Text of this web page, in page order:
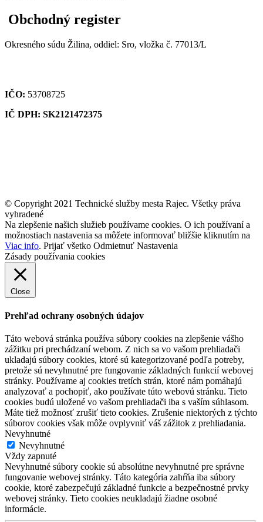
Obchodný register
Okresného súdu Žilina, oddiel: Sro, vložka č. 77013/L
IČO: 53708725
IČ DPH: SK2121472375
© Copyright 2021 Technické služby mesta Rajec. Všetky práva
vyhradené
Na zlepšenie našich služieb používame cookies. O ich používaní a
možnostiach nastavenia sa môžete informovať bližšie kliknutím na
Viac info. Prijať všetko Odmietnuť Nastavenia
Zásady používania cookies
Close
Prehľad ochrany osobných údajov
Táto webová stránka používa súbory cookies na zlepšenie vášho
zážitku pri prechádzaní webom. Z nich sa vo vašom prehliadači
ukladajú súbory cookies, ktoré sú kategorizované podľa potreby,
pretože sú nevyhnutné pre fungovanie základných funkcií webovej
stránky. Používame aj cookies tretích strán, ktoré nám pomáhajú
analyzovať a pochopiť, ako používate túto webovú stránku. Tieto
cookies budú uložené vo vašom prehliadači iba s vaším súhlasom.
Máte tiež možnosť zrušiť tieto cookies. Zrušenie niektorých z týchto
súborov cookies však môže ovplyvniť váš zážitok z prehliadania.
Nevyhnutné
Nevyhnutné
Vždy zapnuté
Nevyhnutné súbory cookie sú absolútne nevyhnutné pre správne
fungovanie webovej stránky. Táto kategória zahŕňa iba súbory
cookie, ktoré zabezpečujú základné funkcie a bezpečnostné prvky
webovej stránky. Tieto cookies neukladajú žiadne osobné
informácie.